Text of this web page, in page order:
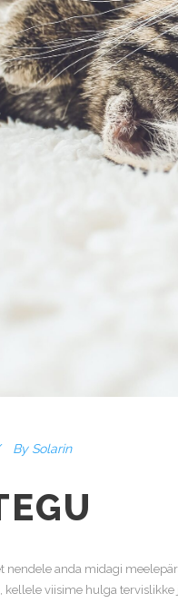
By Solarin
nendele anda midagi
viisime hulga